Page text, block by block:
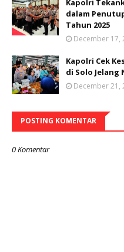
Kapolri
dalam
Tahun 2025
December 17,
Kapolri Cek
di Solo Jelang
December 21,
POSTING KOMENTAR
0 Komentar